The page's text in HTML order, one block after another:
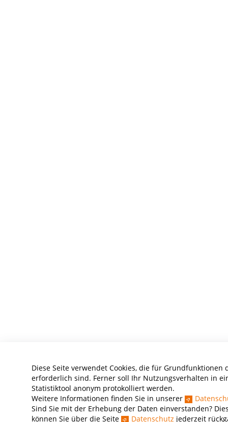
Diese Seite verwendet Cookies, die für Grundfunktionen
erforderlich sind. Ferner soll Ihr Nutzungsverhalten in
Statistiktool anonym protokolliert werden.
Weitere Informationen finden Sie in unserer
Sind Sie mit der Erhebung der Daten einverstanden?
können Sie über die Seite
Datenschutz jederzeit